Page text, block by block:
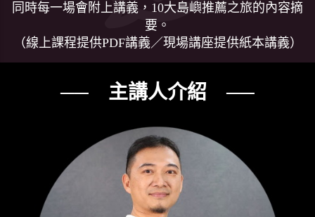
同時每一場會附上講義，10大島嶼推薦之旅的內容摘
要。
（線上課程提供PDF講義／現場講座提供紙本講義）
── 主講人介紹 ──